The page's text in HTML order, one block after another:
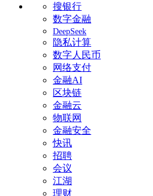
搜银行
数字金融
DeepSeek
隐私计算
数字人民币
网络支付
金融AI
区块链
金融云
物联网
金融安全
快讯
招聘
会议
江湖
理财